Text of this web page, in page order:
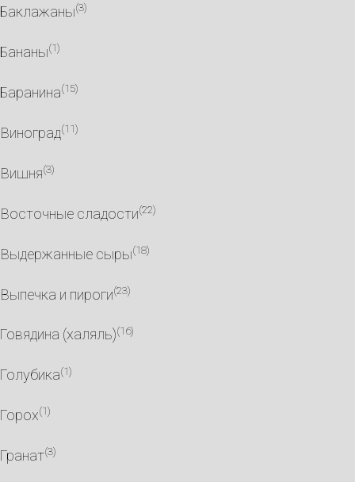
Баклажаны(3)
Бананы(1)
Баранина(15)
Виноград(11)
Вишня(3)
Восточные сладости(22)
Выдержанные сыры(18)
Выпечка и пироги(23)
Говядина (халяль)(16)
Голубика(1)
Горох(1)
Гранат(3)